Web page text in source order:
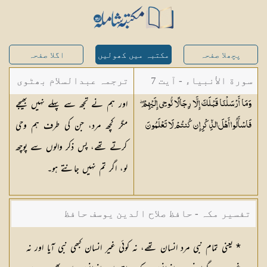
پچھلا صفحہ مکتبہ میں کھولیں اگلا صفحہ
سورة الأنبياء - آیت 7
وَمَا أَرْسَلْنَا قَبْلَكَ إِلَّا رِجَالًا نُّوحِي إِلَيْهِمْ ۖ
فَاسْأَلُوا أَهْلَ الذِّكْرِ إِن كُنتُمْ لَاتَعْلَمُونَ
ترجمہ عبدالسلام بھٹوی
- عبدالسلام بن محمد
اور ہم نے تجھ سے پہلے نہیں بھیجے
مگر کچھ مرد، جن کی طرف ہم وحی
کرتے تھے، پس ذکر والوں سے پوچھ
لو، اگر تم نہیں جانتے ہو۔
تفسیر مکہ - حافظ صلاح الدین یوسف حافظ
* یعنی تمام نبی مرد انسان تھے، نہ کوئی غیر انسان کبھی نبی آیا اور نہ